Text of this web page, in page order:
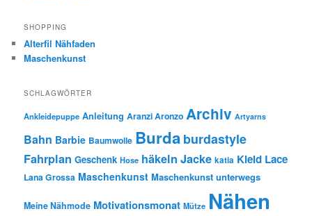
SHOPPING
Alterfil Nähfaden
Maschenkunst
SCHLAGWÖRTER
Ankleidepuppe Anleitung Aranzi Aronzo Archiv Artyarns
Bahn Barbie Baumwolle Burda burdastyle
Fahrplan Geschenk Hose häkeln Jacke katia Kleid Lace
Lana Grossa Maschenkunst Maschenkunst unterwegs
Meine Nähmode Motivationsmonat Mütze Nähen